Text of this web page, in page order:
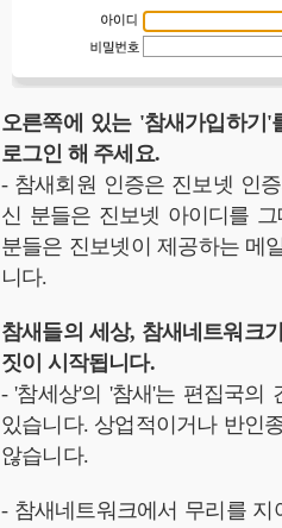
오른쪽에 있는 '참새가입하기
로그인 해 주세요.
- 참새회원 인증은 진보넷 인
신 분들은 진보넷 아이디를
분들은 진보넷이 제공하는 메
니다.
참새들의 세상, 참새네트워크
짓이 시작됩니다.
- '참세상'의 '참새'는 편집국의
있습니다. 상업적이거나 반인
않습니다.
- 참새네트워크에서 무리를